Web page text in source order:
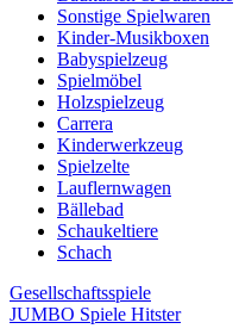
Sonstige Spielwaren
Kinder-Musikboxen
Babyspielzeug
Spielmöbel
Holzspielzeug
Carrera
Kinderwerkzeug
Spielzelte
Lauflernwagen
Bällebad
Schaukeltiere
Schach
Gesellschaftsspiele
JUMBO Spiele Hitster